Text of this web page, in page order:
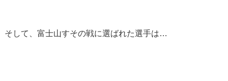
そして、富士山すその戦に選ばれた選手は…